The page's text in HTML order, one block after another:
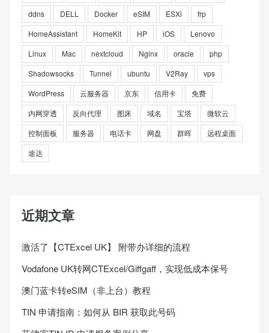
ddns DELL Docker eSIM ESXi
frp
HomeAssistant
HomeKit HP iOS
Lenovo
Linux
Mac nextcloud Nginx oracle
php
Shadowsocks
Tunnel ubuntu V2Ray
vps
WordPress
云服务器 京东 信用卡
免费
内网穿透
反向代理 图床 域名 宝塔
微软云
控制面板
服务器 电话卡 网盘 群晖
远程桌面
途达
近期文章
激活了【CTExcel UK】 附带办详细的流程
Vodafone UK转网CTExcel/Giffgaff，实现低成本保号
澳门蓝卡转eSIM（非上台）教程
TIN 申请指南：如何从 BIR 获取此号码